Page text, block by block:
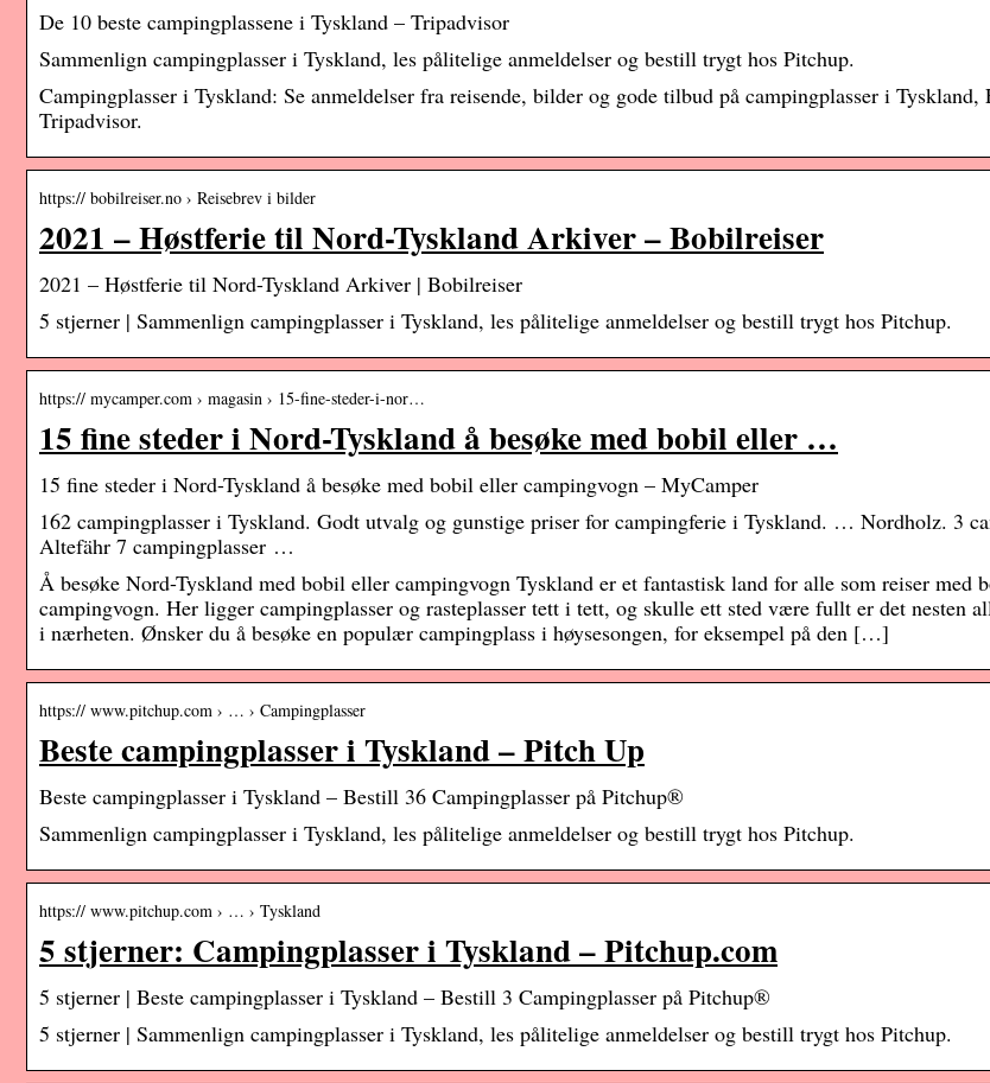
De 10 beste campingplassene i Tyskland – Tripadvisor
Sammenlign campingplasser i Tyskland, les pålitelige anmeldelser og bestill trygt hos Pitchup.
Campingplasser i Tyskland: Se anmeldelser fra reisende, bilder og gode tilbud på campingplasser i Tyskland,
Tripadvisor.
https:// bobilreiser.no › Reisebrev i bilder
2021 – Høstferie til Nord-Tyskland Arkiver – Bobilreiser
2021 – Høstferie til Nord-Tyskland Arkiver | Bobilreiser
5 stjerner | Sammenlign campingplasser i Tyskland, les pålitelige anmeldelser og bestill trygt hos Pitchup.
https:// mycamper.com › magasin › 15-fine-steder-i-nor…
15 fine steder i Nord-Tyskland å besøke med bobil eller …
15 fine steder i Nord-Tyskland å besøke med bobil eller campingvogn – MyCamper
162 campingplasser i Tyskland. Godt utvalg og gunstige priser for campingferie i Tyskland. … Nordholz. 3
Altefähr 7 campingplasser …
Å besøke Nord-Tyskland med bobil eller campingvogn Tyskland er et fantastisk land for alle som reiser med
campingvogn. Her ligger campingplasser og rasteplasser tett i tett, og skulle ett sted være fullt er det nesten
i nærheten. Ønsker du å besøke en populær campingplass i høysesongen, for eksempel på den […]
https:// www.pitchup.com › … › Campingplasser
Beste campingplasser i Tyskland – Pitch Up
Beste campingplasser i Tyskland – Bestill 36 Campingplasser på Pitchup®
Sammenlign campingplasser i Tyskland, les pålitelige anmeldelser og bestill trygt hos Pitchup.
https:// www.pitchup.com › … › Tyskland
5 stjerner: Campingplasser i Tyskland – Pitchup.com
5 stjerner | Beste campingplasser i Tyskland – Bestill 3 Campingplasser på Pitchup®
5 stjerner | Sammenlign campingplasser i Tyskland, les pålitelige anmeldelser og bestill trygt hos Pitchup.